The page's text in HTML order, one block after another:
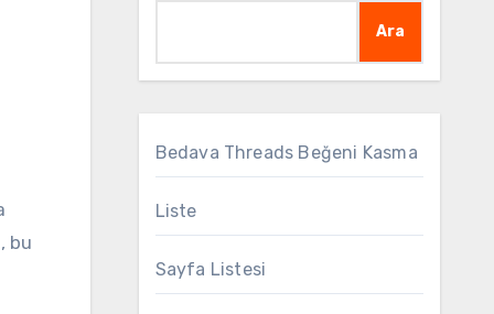
bu
Ara
Bedava Threads Beğeni Kasma
Liste
Sayfa Listesi